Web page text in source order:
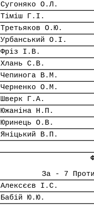
Сугоняко О.Л.
Тіміш Г.І.
Третьяков О.Ю.
Урбанський О.І.
Фріз І.В.
Хлань С.В.
Чепинога В.М.
Черненко О.М.
Шверк Г.А.
Южаніна Н.П.
Юринець О.В.
Яніцький В.П.
За - 7
Алексєєв І.С.
Бабій Ю.Ю.